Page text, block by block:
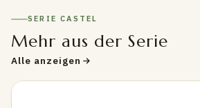
SERIE CASTEL
Mehr aus der Serie
Alle anzeigen